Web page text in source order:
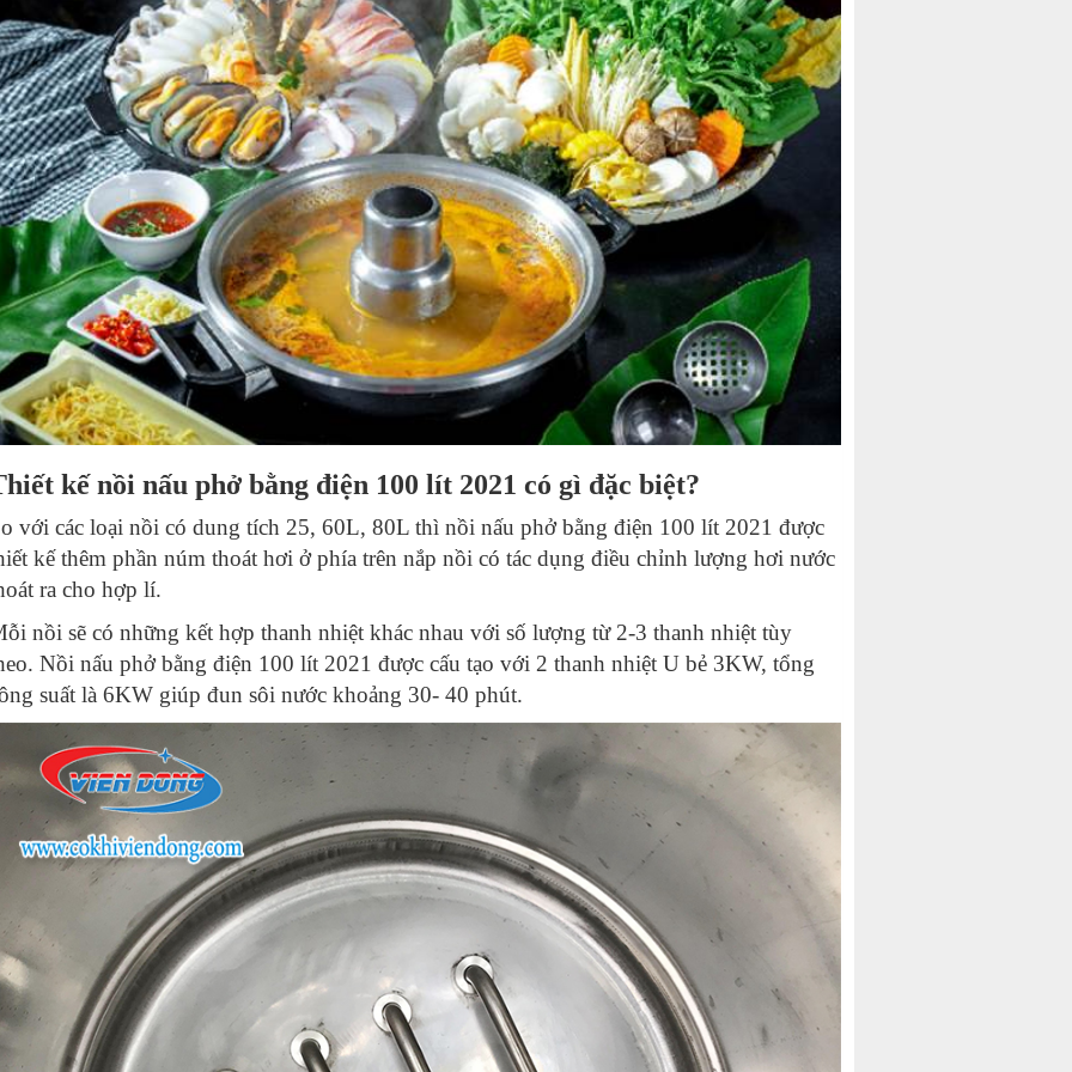
kế nồi nấu phở bằng điện 100 lít 2021 có gì đặc biệt?
với các loại nồi có dung tích 25, 60L, 80L thì nồi nấu phở bằng điện 100 lít 2021 được
kế thêm phần núm thoát hơi ở phía trên nắp nồi có tác dụng điều chỉnh lượng hơi nước
ra cho hợp lí.
nồi sẽ có những kết hợp thanh nhiệt khác nhau với số lượng từ 2-3 thanh nhiệt tùy
Nồi nấu phở bằng điện 100 lít 2021 được cấu tạo với 2 thanh nhiệt U bẻ 3KW, tổng
suất là 6KW giúp đun sôi nước khoảng 30- 40 phút.